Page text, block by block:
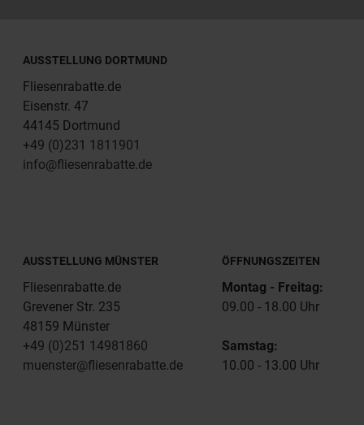
AUSSTELLUNG DORTMUND
Fliesenrabatte.de
Eisenstr. 47
44145 Dortmund
+49 (0)231 1811901
info@fliesenrabatte.de
AUSSTELLUNG MÜNSTER
Fliesenrabatte.de
Grevener Str. 235
48159 Münster
+49 (0)251 14981860
muenster@fliesenrabatte.de
ÖFFNUNGSZEITEN
Montag - Freitag:
09.00 - 18.00 Uhr
Samstag:
10.00 - 13.00 Uhr